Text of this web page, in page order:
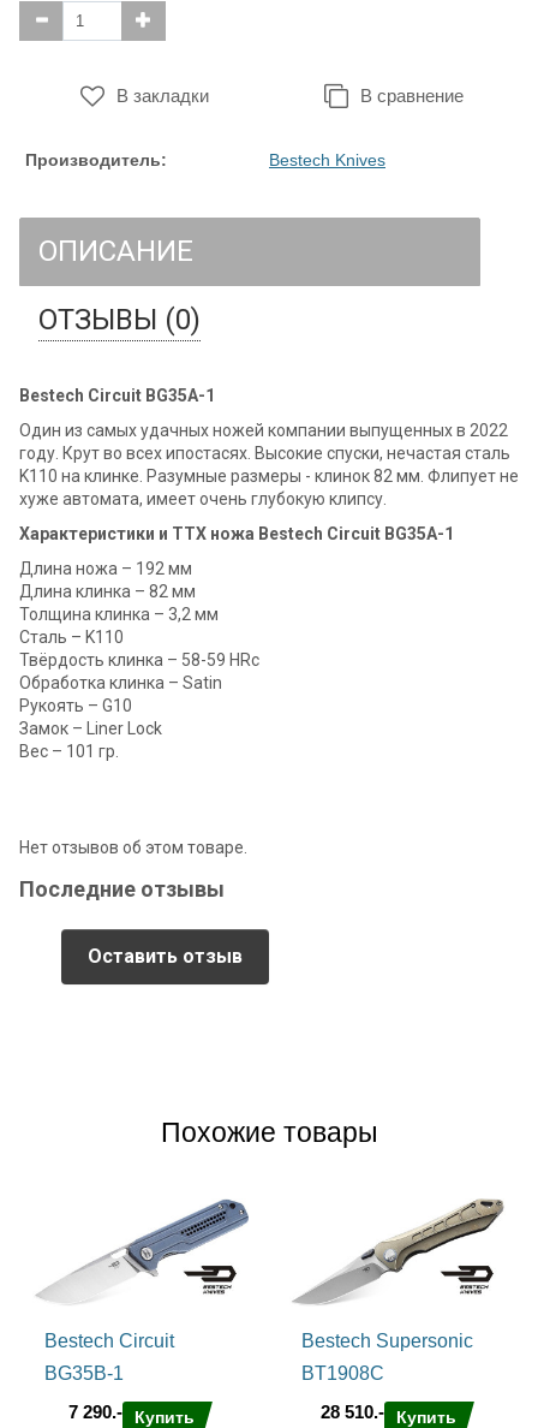
В закладки В сравнение
Производитель: Bestech Knives
ОПИСАНИЕ
ОТЗЫВЫ (0)
Bestech Circuit BG35A-1
Один из самых удачных ножей компании выпущенных в 2022
году. Крут во всех ипостасях. Высокие спуски, нечастая сталь
K110 на клинке. Разумные размеры - клинок 82 мм. Флипует не
хуже автомата, имеет очень глубокую клипсу.
Характеристики и ТТХ ножа Bestech Circuit BG35A-1
Длина ножа – 192 мм
Длина клинка – 82 мм
Толщина клинка – 3,2 мм
Сталь – K110
Твёрдость клинка – 58-59 HRc
Обработка клинка – Satin
Рукоять – G10
Замок – Liner Lock
Вес – 101 гр.
Нет отзывов об этом товаре.
Последние отзывы
Оставить отзыв
Похожие товары
Bestech Circuit
BG35B-1
7 290.-
Купить
Bestech Supersonic
BT1908C
28 510.-
Купить